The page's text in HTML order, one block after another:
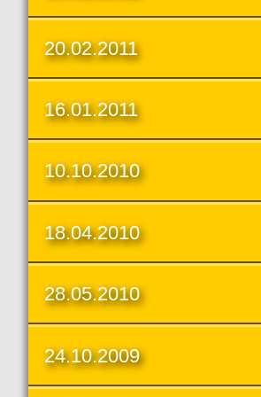
20.02.2011
16.01.2011
10.10.2010
18.04.2010
28.05.2010
24.10.2009